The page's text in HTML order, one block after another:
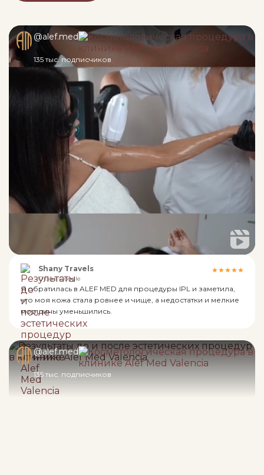
@alef.med
135 тыс. подписчиков
Shany Travels
Отзыв Google
Я обратилась в ALEF MED для процедуры IPL и заметила,
что моя кожа стала ровнее и чище, а недостатки и мелкие
морщины уменьшились.
@alef.med
135 тыс. подписчиков